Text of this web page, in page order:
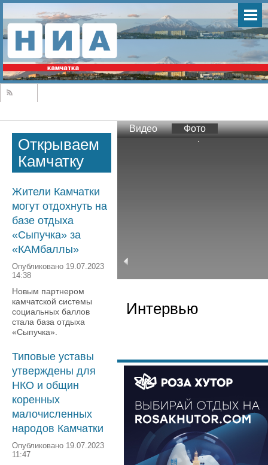
Открываем
Камчатку
Жители Камчатки
могут отдохнуть на
базе отдыха
«Сыпучка» за
«КАМбаллы»
Опубликовано 19.07.2023
14:38
Новым партнером
камчатской системы
социальных баллов
стала база отдыха
«Сыпучка».
Типовые уставы
утверждены для
НКО и общин
коренных
малочисленных
народов Камчатки
Опубликовано 19.07.2023
11:47
Видео Фото
Интервью